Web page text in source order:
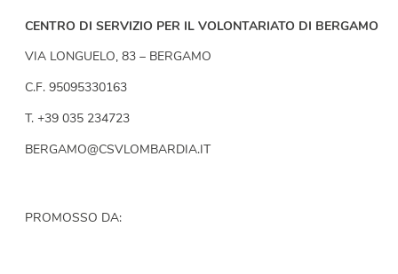
CENTRO DI SERVIZIO PER IL VOLONTARIATO DI BERGAMO
VIA LONGUELO, 83 – BERGAMO
C.F. 95095330163
T. +39 035 234723
BERGAMO@CSVLOMBARDIA.IT
PROMOSSO DA: